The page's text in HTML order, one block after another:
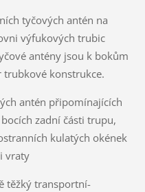
tyčových antén na
výfukových trubic
antény jsou k bokům
trubkové konstrukce.
antén připomínajících
zadní části trupu,
kulatých okének
vraty
těžký transportní-